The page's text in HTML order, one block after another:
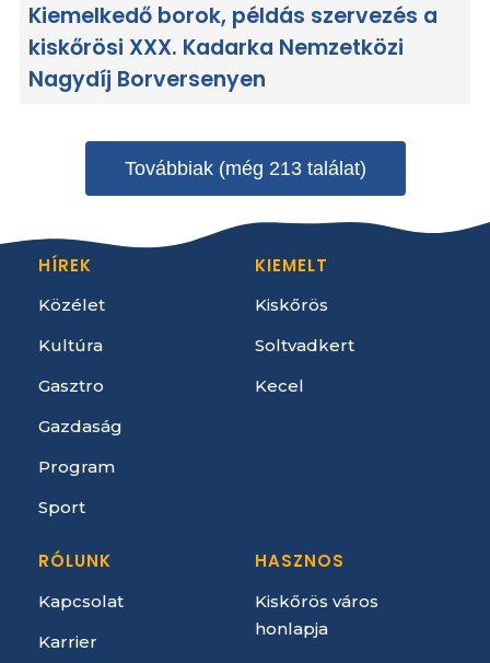
Kiemelkedő borok, példás szervezés a
kiskőrösi XXX. Kadarka Nemzetközi
Nagydíj Borversenyen
Továbbiak (még 213 találat)
HÍREK
Közélet
Kultúra
Gasztro
Gazdaság
Program
Sport
KIEMELT
Kiskőrös
Soltvadkert
Kecel
RÓLUNK
Kapcsolat
Karrier
HASZNOS
Kiskőrös város
honlapja